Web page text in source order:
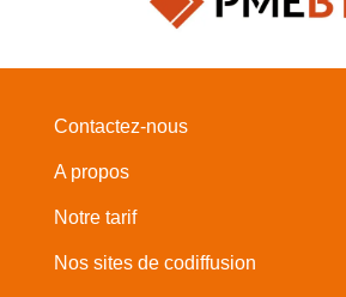
Contactez-nous
A propos
Notre tarif
Nos sites de codiffusion